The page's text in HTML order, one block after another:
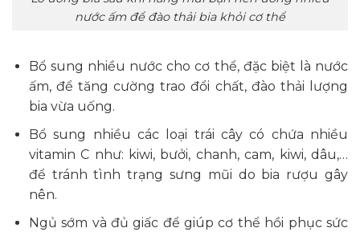
nước ấm để đào thải bia khỏi cơ thể
Bổ sung nhiều nước cho cơ thể, đặc biệt là nước
ấm, để tăng cường trao đổi chất, đào thải lượng
bia vừa uống.
Bổ sung nhiều các loại trái cây có chứa nhiều
vitamin C như: kiwi, bưởi, chanh, cam, kiwi, dâu,…
để tránh tình trạng sưng mũi do bia rượu gây
nên.
Ngủ sớm và đủ giấc để giúp cơ thể hồi phục sức